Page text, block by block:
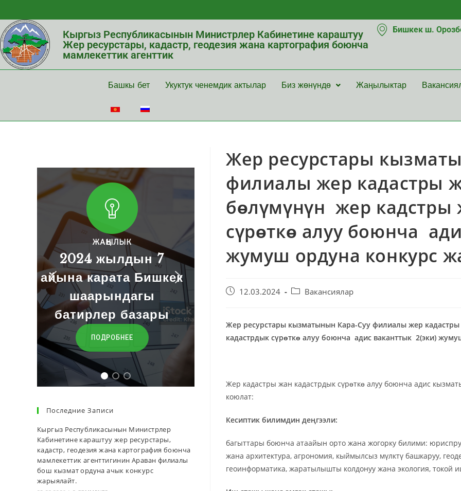
Кыргыз Республикасынын Министрлер Кабинетине караштуу
Жер ресурстары, кадастр, геодезия жана картография боюнча
мамлекеттик агенттик
Бишкек ш.
Башкы бет Укуктук ченемдик актылар Биз жөнүндө Жаңылыктар
Жер ресурстары
филиалы жер кадастры
бɵлүмүнүн жер кадстры
сүрɵткɵ алуу боюнча
жумуш ордуна конкурс
12.03.2024 Вакансиялар
Жер ресурстары кызматынын Кара-Суу филиалы жер
кадастрдык сүрɵткɵ алуу боюнча адис ваканттык 2(эки)
Жер кадастры жан кадастрдык сүрɵткɵ алуу боюнча адис
коюлат:
Кесиптик билимдин деңгээли:
багыттары боюнча атаайын орто жана жогорку билими:
жана архитектура, агрономия, кыймылсыз мүлктү башкаруу,
геоинформатика, жаратылышты колдонуу жана экология, токой
7
Бишкек
базары
Баалар
ӨТҮҮ
Последние Записи
Кыргыз Республикасынын Министрлер
Кабинетине караштуу жер ресурстары,
кадастр, геодезия жана картография боюнча
мамлекеттик агенттигинин Араван филиалы
бош кызмат ордуна ачык конкурс
жарыялайт.